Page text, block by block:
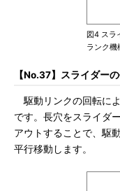
図4 スラ
ランク機
【No.37】スライダー
駆動リンクの回転に
です。長穴をスライダ
アウトすることで、駆
平行移動します。